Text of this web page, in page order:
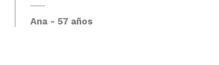
Ana - 57 años